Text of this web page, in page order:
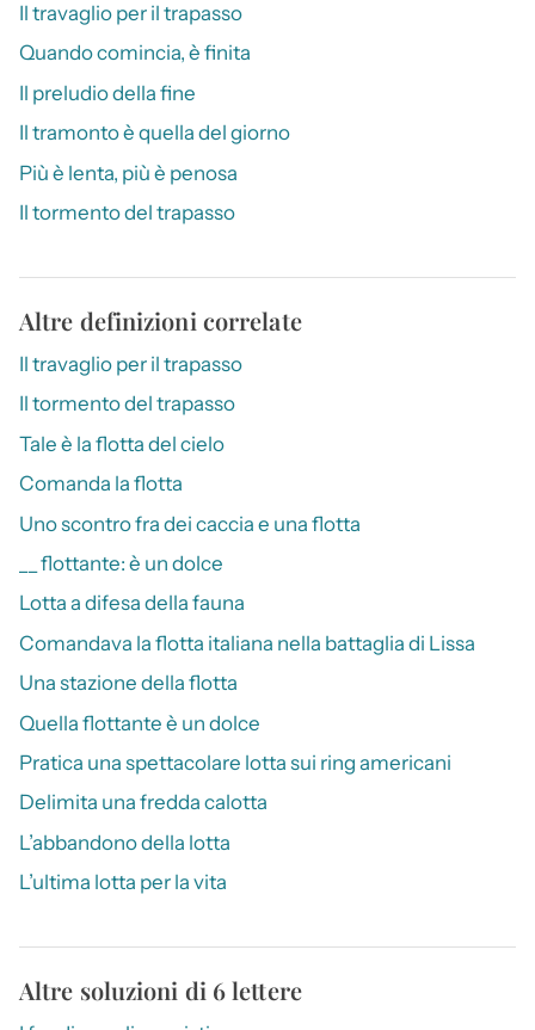
Il travaglio per il trapasso
Quando comincia, è finita
Il preludio della fine
Il tramonto è quella del giorno
Più è lenta, più è penosa
Il tormento del trapasso
Altre definizioni correlate
Il travaglio per il trapasso
Il tormento del trapasso
Tale è la flotta del cielo
Comanda la flotta
Uno scontro fra dei caccia e una flotta
__ flottante: è un dolce
Lotta a difesa della fauna
Comandava la flotta italiana nella battaglia di Lissa
Una stazione della flotta
Quella flottante è un dolce
Pratica una spettacolare lotta sui ring americani
Delimita una fredda calotta
L’abbandono della lotta
L’ultima lotta per la vita
Altre soluzioni di 6 lettere